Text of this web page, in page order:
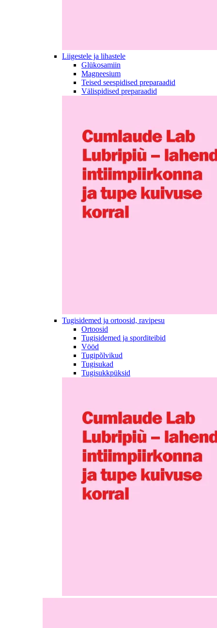
Liigestele ja lihastele
Glükosamiin
Magneesium
Teised seespidised preparaadid
Välispidised preparaadid
Tugisidemed ja ortoosid, ravipesu
Ortoosid
Tugisidemed ja sporditeibid
Vööd
Tugipõlvikud
Tugisukad
Tugisukkpüksid